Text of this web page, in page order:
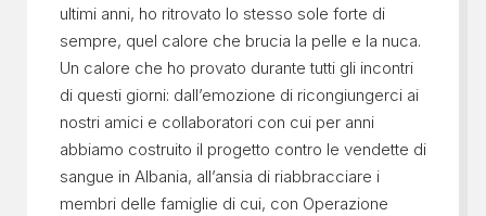
ultimi anni, ho ritrovato lo stesso sole forte di
sempre, quel calore che brucia la pelle e la nuca.
Un calore che ho provato durante tutti gli incontri
di questi giorni: dall’emozione di ricongiungerci ai
nostri amici e collaboratori con cui per anni
abbiamo costruito il progetto contro le vendette di
sangue in Albania, all’ansia di riabbracciare i
membri delle famiglie di cui, con Operazione